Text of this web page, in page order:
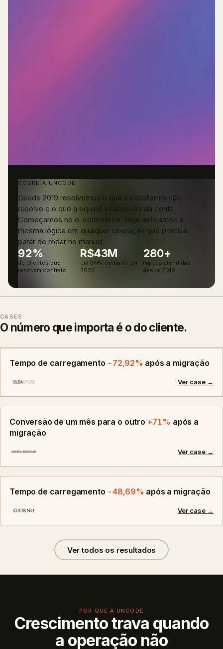
SOBRE A UNCODE
Desde 2019 resolvemos o que a plataforma não
resolve e o que a equipe interna não dá conta.
Começamos no e-commerce. Hoje aplicamos a
mesma lógica em qualquer operação que precisa
parar de rodar no manual.
92%
de clientes que
renovam contrato
R$43M
em GMV operado em
2025
280+
marcas atendidas
desde 2019
CASES
O número que importa é o do cliente.
Tempo de carregamento -72,92% após a migração
Ver case →
Conversão de um mês para o outro +71% após a
migração
Ver case →
Tempo de carregamento -48,69% após a migração
Ver case →
Ver todos os resultados
POR QUE A UNCODE
Crescimento trava quando
a operação não